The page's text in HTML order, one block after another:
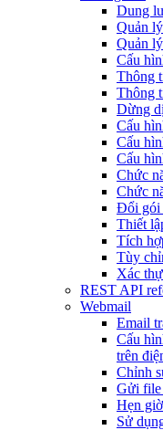
Dung
Quản
Quản
Cấu
Thông
Thông
Dừng
Cấu
Cấu
Cấu
Chức
Chức
Đổi gói
Thiết
Tích
Tùy
Xác
REST API
Webmail
Email
Cấu
trên
Chỉnh
Gửi
Hẹn
Sử